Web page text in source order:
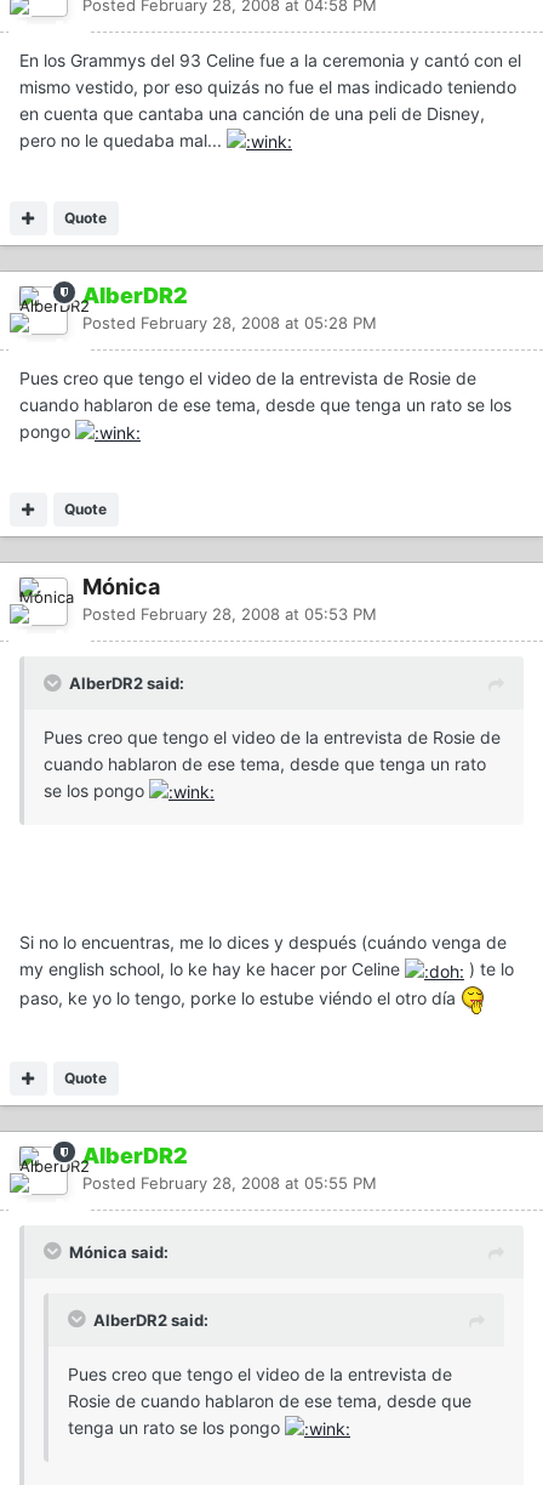
Posted February 28, 2008 at 04:58 PM
En los Grammys del 93 Celine fue a la ceremonia y cantó con el
mismo vestido, por eso quizás no fue el mas indicado teniendo
en cuenta que cantaba una canción de una peli de Disney,
pero no le quedaba mal...
Quote
AlberDR2
Posted February 28, 2008 at 05:28 PM
Pues creo que tengo el video de la entrevista de Rosie de
cuando hablaron de ese tema, desde que tenga un rato se los
pongo
Quote
Mónica
Posted February 28, 2008 at 05:53 PM
AlberDR2 said:
Pues creo que tengo el video de la entrevista de Rosie de
cuando hablaron de ese tema, desde que tenga un rato
se los pongo
Si no lo encuentras, me lo dices y después (cuándo venga de
my english school, lo ke hay ke hacer por Celine
) te lo
paso, ke yo lo tengo, porke lo estube viéndo el otro día
Quote
AlberDR2
Posted February 28, 2008 at 05:55 PM
Mónica said:
AlberDR2 said:
Pues creo que tengo el video de la entrevista de
Rosie de cuando hablaron de ese tema, desde que
tenga un rato se los pongo